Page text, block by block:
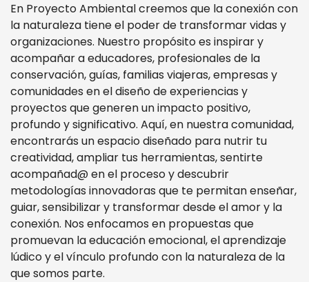
En Proyecto Ambiental creemos que la conexión con
la naturaleza tiene el poder de transformar vidas y
organizaciones. Nuestro propósito es inspirar y
acompañar a educadores, profesionales de la
conservación, guías, familias viajeras, empresas y
comunidades en el diseño de experiencias y
proyectos que generen un impacto positivo,
profundo y significativo. Aquí, en nuestra comunidad,
encontrarás un espacio diseñado para nutrir tu
creatividad, ampliar tus herramientas, sentirte
acompañad@ en el proceso y descubrir
metodologías innovadoras que te permitan enseñar,
guiar, sensibilizar y transformar desde el amor y la
conexión. Nos enfocamos en propuestas que
promuevan la educación emocional, el aprendizaje
lúdico y el vínculo profundo con la naturaleza de la
que somos parte.